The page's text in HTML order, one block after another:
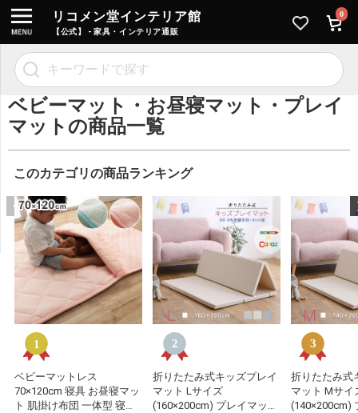
リコメン堂インテリア館
【公式】 - 家具・インテリア通販
0
ベビーマット・お昼寝マット・プレイ
マットの商品一覧
このカテゴリの商品ランキング
ベビーマットレス
70×120cm 寝具 お昼寝マッ
ト 肌掛け布団 一体型 寝冷
折りたたみ式キッズプレイ
マット Lサイズ
(160×200cm) プレイマット
折りたたみ式
マット Mサイ
(140×200cm)